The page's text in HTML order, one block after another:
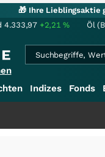
🎁 Ihre Lieblingsaktie
4.333,97 +2,21% Öl
Indizes Fonds